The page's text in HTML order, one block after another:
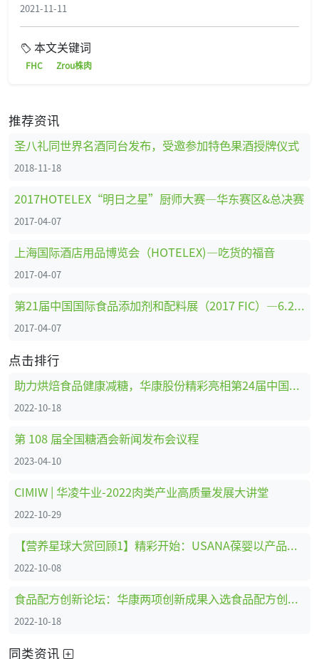
2021-11-11
本文关键词
FHC Zrou株肉
推荐资讯
圣八礼同世界名酒同台发布，受邀参加特色果酒授牌仪式
2018-11-18
2017HOTELEX“明日之星”厨师大赛—华东赛区&总决赛
2017-04-07
上海国际酒店用品博览会（HOTELEX)—吃货的福音
2017-04-07
第21届中国国际食品添加剂和配料展（2017 FIC）—6.2馆展位剪影
2017-04-07
点击排行
助力烘焙食品健康减糖，华康股份精彩亮相第24届中国国际焙烤展
2022-10-18
第 108 届全国糖酒会新闻发布会议程
2023-04-10
CIMIW | 华凌牛业-2022肉类产业高质量发展大讲堂
2022-10-29
【营养星球大赏回顾1】精彩开始：USANA葆婴以产品创新为品牌赋能
2022-10-08
食品配方创新论坛：华康两项创新成果入选食品配方创新show
2022-10-18
同类资讯